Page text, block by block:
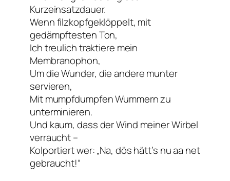
Kurzeinsatzdauer.
Wenn filzkopfgeklöppelt, mit
gedämpftesten Ton,
Ich treulich traktiere mein
Membranophon,
Um die Wunder, die andere munter
servieren,
Mit mumpfdumpfen Wummern zu
unterminieren.
Und kaum, dass der Wind meiner Wirbel
verraucht –
Kolportiert wer: „Na, dös hätt’s nu aa net
gebraucht!“